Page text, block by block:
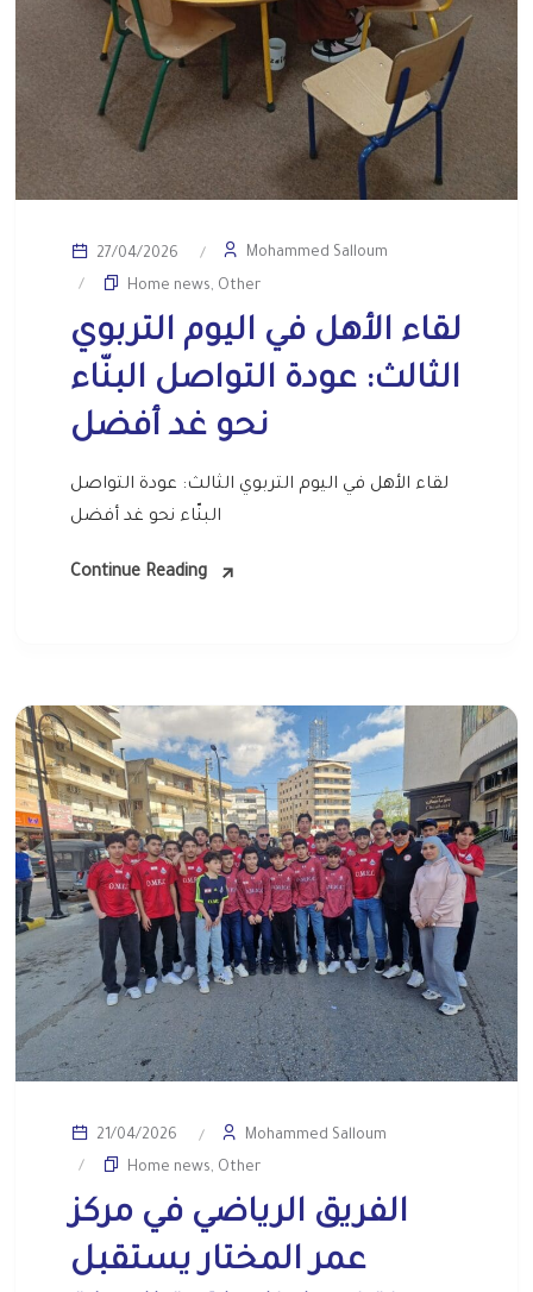
27/04/2026
Mohammed Salloum
Home news, Other
لقاء الأهل في اليوم التربوي
الثالث: عودة التواصل البنّاء
نحو غد أفضل
لقاء الأهل في اليوم التربوي الثالث: عودة التواصل
البنّاء نحو غد أفضل
Continue Reading
21/04/2026
Mohammed Salloum
Home news, Other
الفريق الرياضي في مركز
عمر المختار يستقبل